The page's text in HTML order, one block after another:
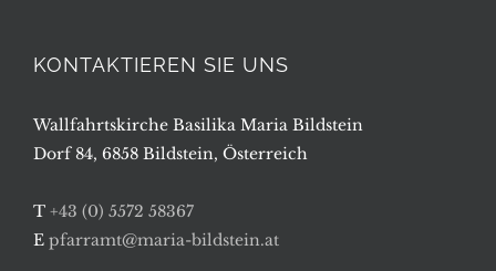
KONTAKTIEREN SIE UNS
Wallfahrtskirche Basilika Maria Bildstein
Dorf 84, 6858 Bildstein, Österreich
T +43 (0) 5572 58367
E pfarramt@maria-bildstein.at